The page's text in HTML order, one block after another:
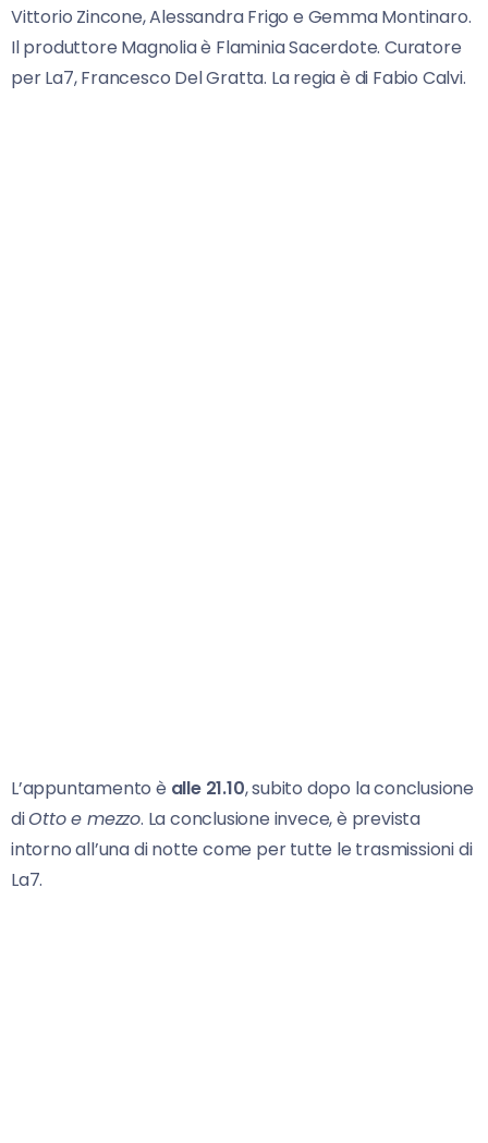
Vittorio Zincone, Alessandra Frigo e Gemma Montinaro.
Il produttore Magnolia è Flaminia Sacerdote. Curatore
per La7, Francesco Del Gratta. La regia è di Fabio Calvi.
L’appuntamento è alle 21.10, subito dopo la conclusione
diOtto e mezzo. La conclusione invece, è prevista
intorno all’una di notte come per tutte le trasmissioni di
La7.